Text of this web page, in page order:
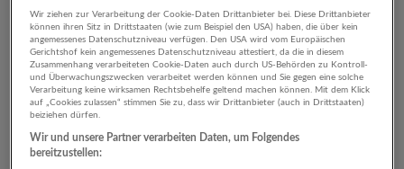
2 Rechnungswesen,
Controlling
Gesundheitswesen
Wir ziehen zur Verarbeitung der Cookie-Daten Drittanbieter bei. Diese Drittanbieter
können ihren Sitz in Drittstaaten (wie zum Beispiel den USA) haben, die über kein
angemessenes Datenschutzniveau verfügen. Den USA wird vom Europäischen
Gerichtshof kein angemessenes Datenschutzniveau attestiert, da die in diesem
Zusammenhang verarbeiteten Cookie-Daten auch durch US-Behörden zu Kontroll-
und Überwachungszwecken verarbeitet werden können und Sie gegen eine solche
Verarbeitung keine wirksamen Rechtsbehelfe geltend machen können. Mit dem Klick
auf „Cookies zulassen“ stimmen Sie zu, dass wir Drittanbieter (auch in Drittstaaten)
beiziehen dürfen.
Wir und unsere Partner verarbeiten Daten, um Folgendes
bereitzustellen: